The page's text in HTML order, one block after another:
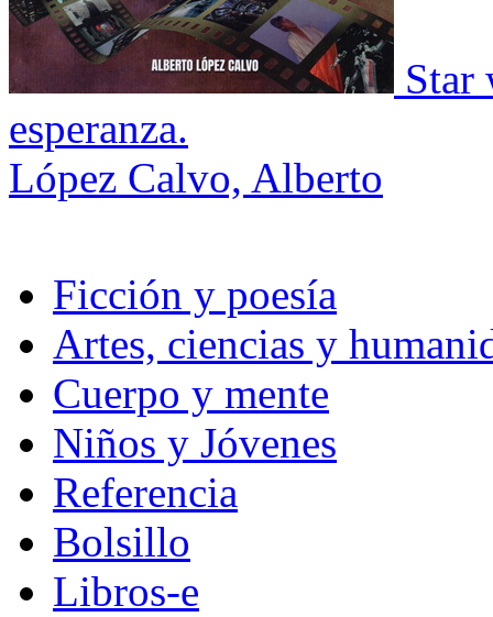
Star
esperanza.
López Calvo, Alberto
Ficción y poesía
Artes, ciencias y
Cuerpo y mente
Niños y Jóvenes
Referencia
Bolsillo
Libros-e